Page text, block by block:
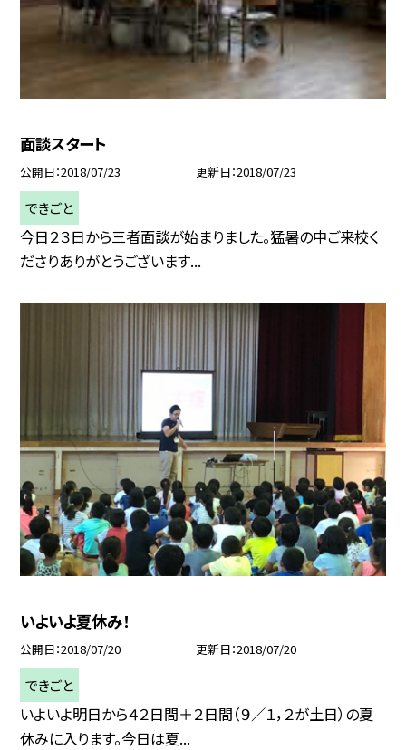
面談スタート
公開日 2018/07/23 更新日 2018/07/23
できごと
今日２３日から三者面談が始まりました。猛暑の中ご来校く
ださりありがとうございます...
いよいよ夏休み！
公開日 2018/07/20 更新日 2018/07/20
できごと
いよいよ明日から４２日間＋２日間（９／１，２が土日）の夏
休みに入ります。今日は夏...